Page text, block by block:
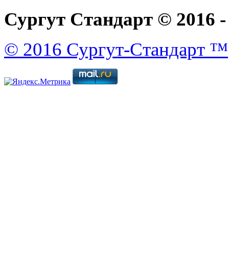
Сургут Стандарт © 2016 -
© 2016 Сургут-Стандарт ™